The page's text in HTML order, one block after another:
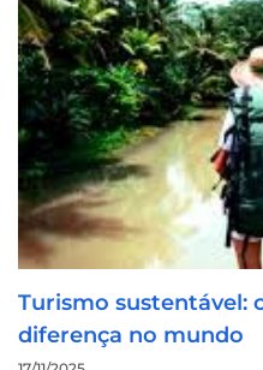
Turismo sustentável:
diferença no mundo